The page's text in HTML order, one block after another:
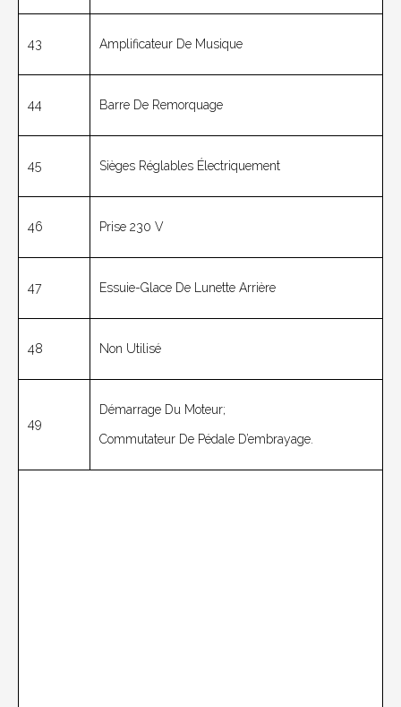
43 Amplificateur De Musique
44 Barre De Remorquage
45 Sièges Réglables Électriquement
46 Prise 230 V
47 Essuie-Glace De Lunette Arrière
48 Non Utilisé
49
Démarrage Du Moteur;
Commutateur De Pédale D’embrayage.